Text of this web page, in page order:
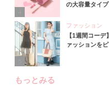
4
の大容量タイプ
ファッション
【1週間コー
ァッションを
もっとみる